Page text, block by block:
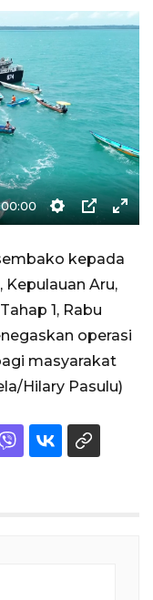
00:00
Settings
PIP
kepada
Kepulauan Aru,
1, Rabu
operasi
masyarakat
Hilary Pasulu)